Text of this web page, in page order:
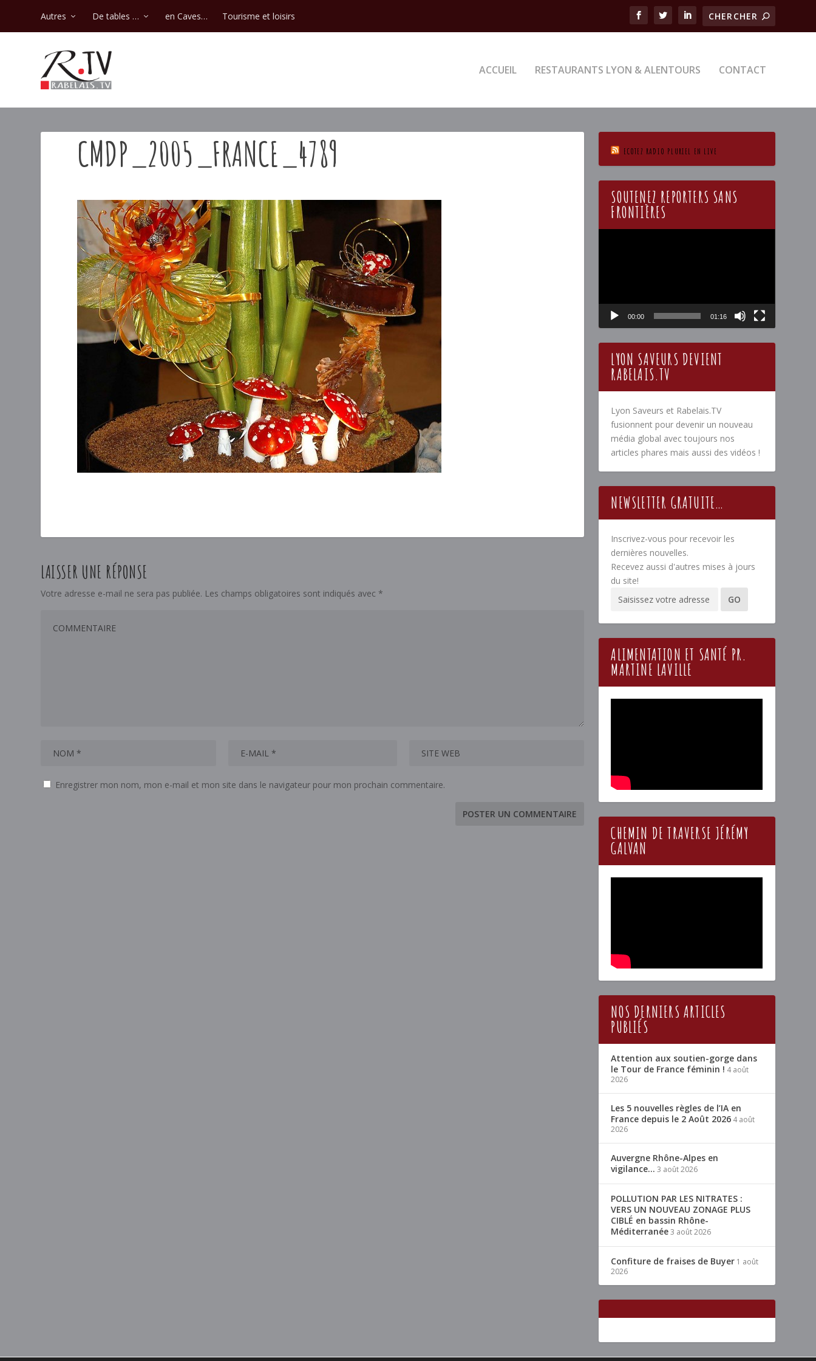
Autres De tables … en Caves… Tourisme et loisirs
ACCUEIL RESTAURANTS LYON & ALENTOURS CONTACT
CMDP_2005_FRANCE_4789
LAISSER UNE RÉPONSE
Votre adresse e-mail ne sera pas publiée. Les champs obligatoires sont indiqués avec *
Enregistrer mon nom, mon e-mail et mon site dans le navigateur pour mon prochain commentaire.
ECOTEZ RADIO PLURIEL EN LIVE
SOUTENEZ REPORTERS SANS
FRONTIÈRES
00:00 01:16
LYON SAVEURS DEVIENT
RABELAIS.TV
Lyon Saveurs et Rabelais.TV
fusionnent pour devenir un nouveau
média global avec toujours nos
articles phares mais aussi des vidéos !
NEWSLETTER GRATUITE…
Inscrivez-vous pour recevoir les
dernières nouvelles.
Recevez aussi d'autres mises à jours
du site!
ALIMENTATION ET SANTÉ PR.
MARTINE LAVILLE
CHEMIN DE TRAVERSE JÉRÉMY
GALVAN
NOS DERNIERS ARTICLES
PUBLIÉS
Attention aux soutien-gorge dans
le Tour de France féminin ! 4 août
2026
Les 5 nouvelles règles de l’IA en
France depuis le 2 Août 2026 4 août
2026
Auvergne Rhône-Alpes en
vigilance… 3 août 2026
POLLUTION PAR LES NITRATES :
VERS UN NOUVEAU ZONAGE PLUS
CIBLÉ en bassin Rhône-
Méditerranée3 août 2026
Confiture de fraises de Buyer 1 août
2026